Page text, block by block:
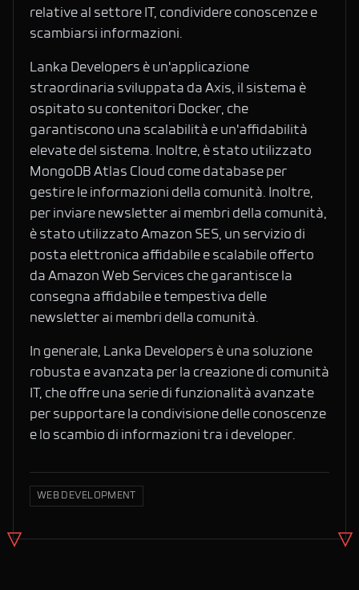
relative al settore IT, condividere conoscenze e
scambiarsi informazioni.
Lanka Developers è un'applicazione
straordinaria sviluppata da Axis, il sistema è
ospitato su contenitori Docker, che
garantiscono una scalabilità e un'affidabilità
elevate del sistema. Inoltre, è stato utilizzato
MongoDB Atlas Cloud come database per
gestire le informazioni della comunità. Inoltre,
per inviare newsletter ai membri della comunità,
è stato utilizzato Amazon SES, un servizio di
posta elettronica affidabile e scalabile offerto
da Amazon Web Services che garantisce la
consegna affidabile e tempestiva delle
newsletter ai membri della comunità.
In generale, Lanka Developers è una soluzione
robusta e avanzata per la creazione di comunità
IT, che offre una serie di funzionalità avanzate
per supportare la condivisione delle conoscenze
e lo scambio di informazioni tra i developer.
WEB DEVELOPMENT